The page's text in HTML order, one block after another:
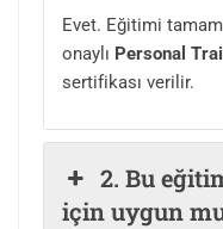
Evet. Eğitimi
onaylı Personal
sertifikası verilir.
2. Bu
için uygun